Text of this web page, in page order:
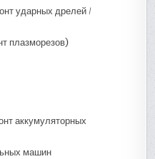
ударных дрелей /
плазморезов)
аккумуляторных
машин